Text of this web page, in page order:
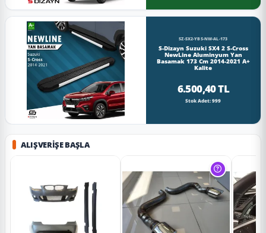
SZ-SX2-YBS-NW-AL-173
S-Dizayn Suzuki SX4 2 S-Cross
NewLine Aluminyum Yan
Basamak 173 Cm 2014-2021 A+
Kalite
6.500,40 TL
Stok Adet: 999
ALIŞVERIŞE BAŞLA